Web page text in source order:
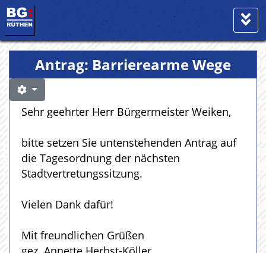
Antrag: Barrierearme Wege
Sehr geehrter Herr Bürgermeister Weiken,
bitte setzen Sie untenstehenden Antrag auf
die Tagesordnung der nächsten
Stadtvertretungssitzung.
Vielen Dank dafür!
Mit freundlichen Grüßen